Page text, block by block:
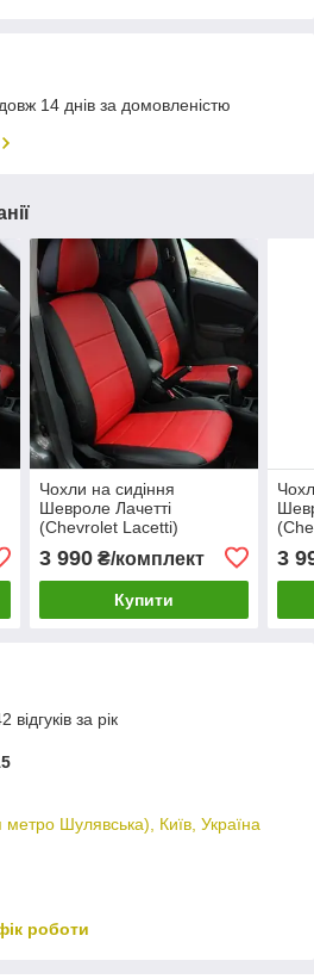
14 днів за домовленістю
Чохли на сидіння
Шевроле Лачетті
(Chevrolet Lacetti)
підголовник) Чорно-білий
3 990₴/комплект
Купити
3
за рік
метро Шулявська), Київ, Україна
роботи